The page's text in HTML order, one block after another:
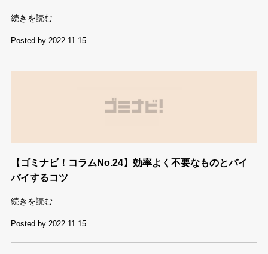
続きを読む
Posted by 2022.11.15
【ゴミナビ！コラムNo.24】効率よく不要なものとバイ
バイするコツ
続きを読む
Posted by 2022.11.15